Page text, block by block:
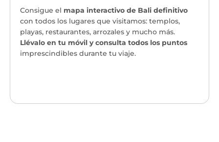
Consigue el mapa interactivo de Bali definitivo
con todos los lugares que visitamos: templos,
playas, restaurantes, arrozales y mucho más.
Llévalo en tu móvil y consulta todos los puntos
imprescindibles durante tu viaje.